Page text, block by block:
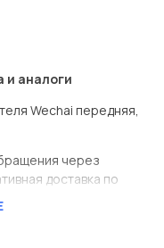
и аналоги
Wechai передняя,
через
доставка по